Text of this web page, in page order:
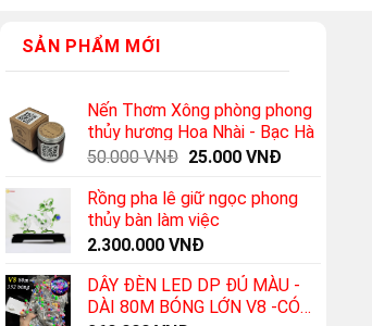
SẢN PHẨM MỚI
Nến Thơm Xông phòng phong
thủy hương Hoa Nhài - Bạc Hà
50.000VNĐ Original
was:
50.000 VNĐ.
25.000 VNĐCurrent
is:
Rồng pha lê giữ ngọc phong
thủy bàn làm việc
2.300.000 VNĐ
DÂY ĐÈN LED DP ĐỦ MÀU -
DÀI 80M BÓNG LỚN V8 -CÓ